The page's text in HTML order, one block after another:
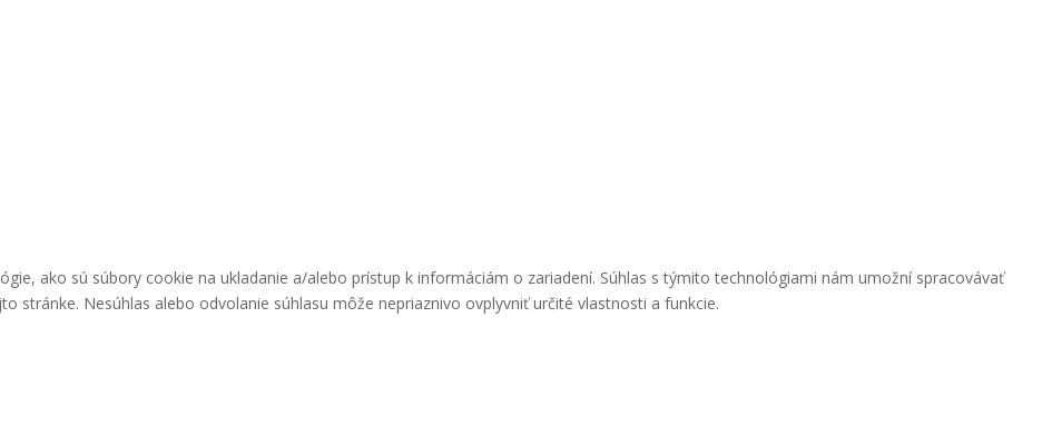
ako sú súbory cookie na ukladanie a/alebo prístup k informáciám o zariadení. Súhlas s týmito technológiami nám umožní spracovávať
stránke. Nesúhlas alebo odvolanie súhlasu môže nepriaznivo ovplyvniť určité vlastnosti a funkcie.